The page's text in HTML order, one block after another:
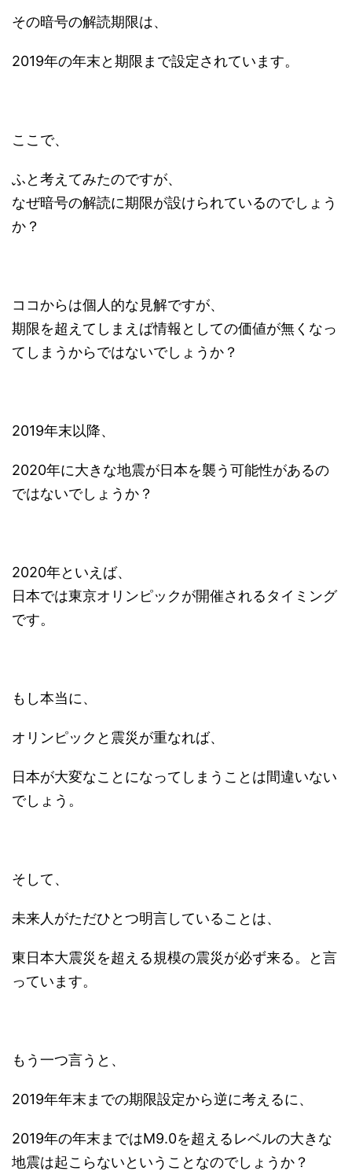
その暗号の解読期限は、
2019年の年末と期限まで設定されています。
ここで、
ふと考えてみたのですが、
なぜ暗号の解読に期限が設けられているのでしょう
か？
ココからは個人的な見解ですが、
期限を超えてしまえば情報としての価値が無くなっ
てしまうからではないでしょうか？
2019年末以降、
2020年に大きな地震が日本を襲う可能性があるの
ではないでしょうか？
2020年といえば、
日本では東京オリンピックが開催されるタイミング
です。
もし本当に、
オリンピックと震災が重なれば、
日本が大変なことになってしまうことは間違いない
でしょう。
そして、
未来人がただひとつ明言していることは、
東日本大震災を超える規模の震災が必ず来る。と言
っています。
もう一つ言うと、
2019年年末までの期限設定から逆に考えるに、
2019年の年末まではM9.0を超えるレベルの大きな
地震は起こらないということなのでしょうか？